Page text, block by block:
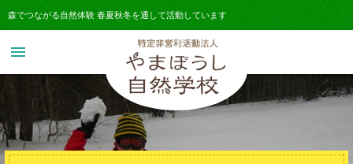
森でつながる自然体験 春夏秋冬を通して活動しています
menu